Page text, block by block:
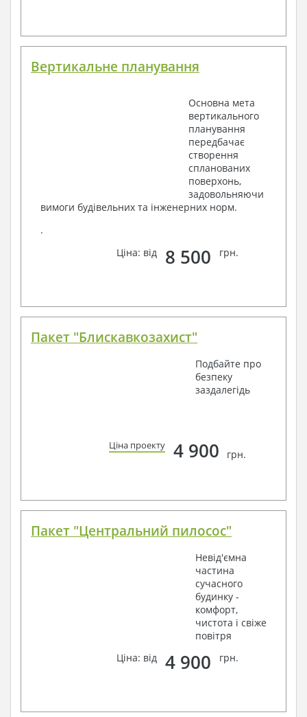
Вертикальне планування
Основна мета
вертикального
планування
передбачає
створення
спланованих
поверхонь,
задовольняючи
вимоги будівельних та інженерних норм.
.
Ціна: від
8 500 грн.
Пакет "Блискавкозахист"
Подбайте про
безпеку
заздалегідь
Ціна проекту 4 900 грн.
Пакет "Центральний пилосос"
Невід'ємна
частина
сучасного
будинку -
комфорт,
чистота і свіже
повітря
Ціна: від
4 900 грн.